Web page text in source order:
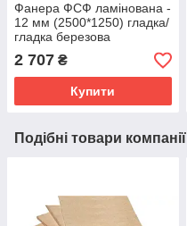
Фанера ФСФ ламінована -
12 мм (2500*1250) гладка/
гладка березова
водостійка
2 707 ₴
Купити
Подібні товари компанії